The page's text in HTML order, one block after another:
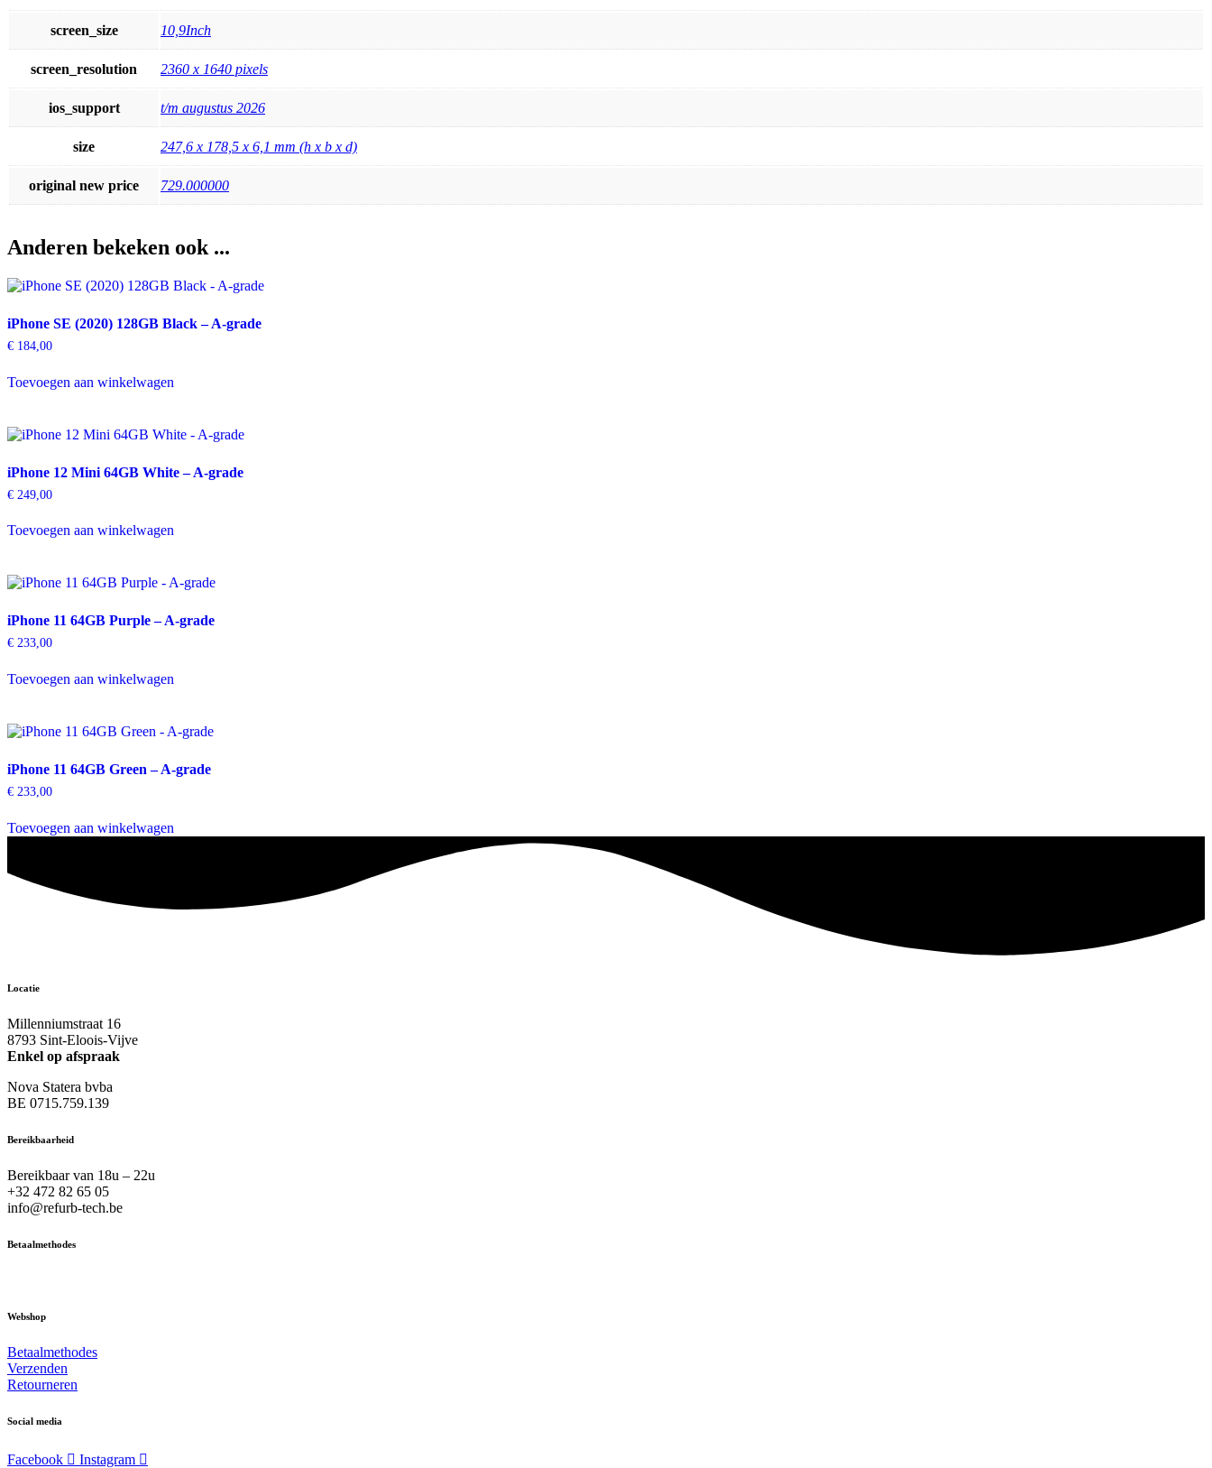
screen_size 10,9Inch
screen_resolution 2360 x 1640 pixels
ios_support t/m augustus 2026
size 247,6 x 178,5 x 6,1 mm (h x b x d)
original new price 729.000000
Anderen bekeken ook ...
iPhone SE (2020) 128GB Black – A-grade
€ 184,00
Toevoegen aan winkelwagen
iPhone 12 Mini 64GB White – A-grade
€ 249,00
Toevoegen aan winkelwagen
iPhone 11 64GB Purple – A-grade
€ 233,00
Toevoegen aan winkelwagen
iPhone 11 64GB Green – A-grade
€ 233,00
Toevoegen aan winkelwagen
Locatie
Millenniumstraat 16
8793 Sint-Eloois-Vijve
Enkel op afspraak
Nova Statera bvba
BE 0715.759.139
Bereikbaarheid
Bereikbaar van 18u – 22u
+32 472 82 65 05
info@refurb-tech.be
Betaalmethodes
Webshop
Betaalmethodes
Verzenden
Retourneren
Social media
Facebook Instagram